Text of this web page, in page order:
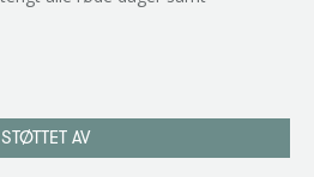
STØTTET AV